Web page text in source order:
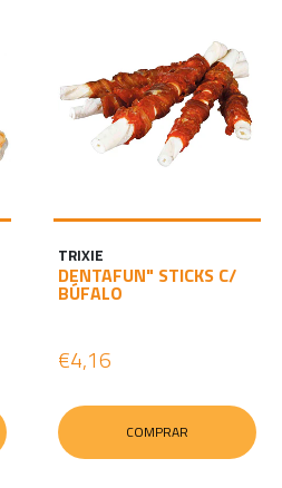
TRIXIE
DENTAFUN" STICKS C/
BÚFALO
€4,16
COMPRAR